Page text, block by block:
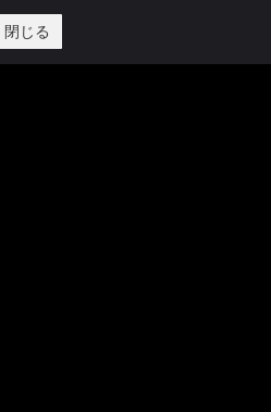
閉じる